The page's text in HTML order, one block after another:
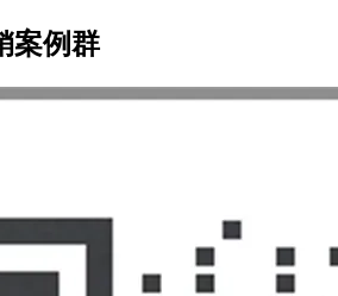
案例群